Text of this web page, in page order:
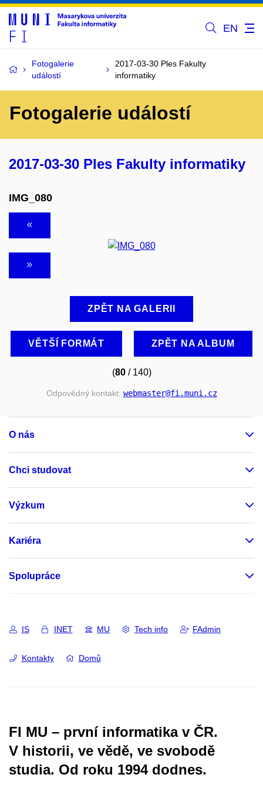
EN
Fotogalerie
událostí
2017-03-30 Ples Fakulty
informatiky
Fotogalerie událostí
2017-03-30 Ples Fakulty informatiky
IMG_080
ZPĚT NA GALERII
VĚTŠÍ FORMÁT ZPĚT NA ALBUM
(80/ 140)
Odpovědný kontakt: webmaster@fi.muni.cz
O nás
Chci studovat
Výzkum
Kariéra
Spolupráce
IS INET MU Tech info FAdmin
Kontakty Domů
FI MU – první informatika v ČR.
V historii, ve vědě, ve svobodě
studia. Od roku 1994 dodnes.